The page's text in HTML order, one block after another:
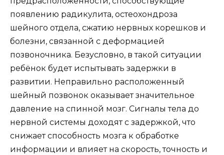
появлению радикулита, остеохондроза
шейного отдела, сжатию нервных корешков и
болезни, связанной с деформацией
позвоночника. Безусловно, в такой ситуации
ребёнок будет испытывать задержки в
развитии. Неправильно расположенный
шейный позвонок оказывает значительное
давление на спинной мозг. Сигналы тела до
нервной системы доходят с задержкой, что
снижает способность мозга к обработке
информации и влияет на скорость, точность и